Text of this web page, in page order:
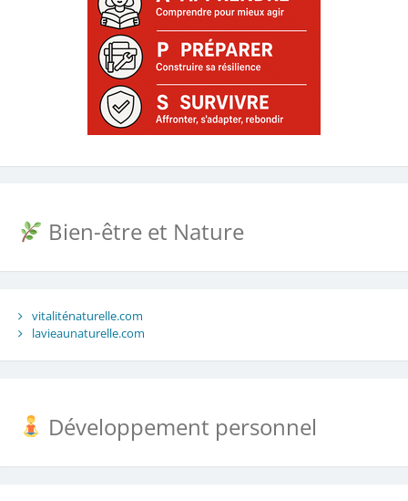
Bien-être et Nature
vitaliténaturelle.com
lavieaunaturelle.com
Développement personnel